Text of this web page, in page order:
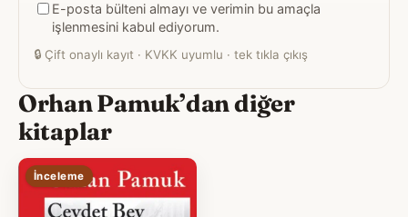
adresiniz
E-posta bülteni almayı ve verimin bu amaçla
işlenmesini kabul ediyorum.
🔒 Çift onaylı kayıt · KVKK uyumlu · tek tıkla çıkış
Orhan Pamuk’dan diğer
kitaplar
İnceleme